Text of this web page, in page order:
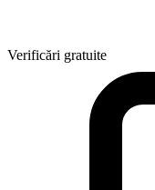
Verificări gratuite